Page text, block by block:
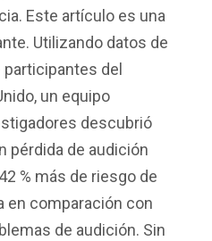
Este artículo es una
Utilizando datos de
del
un equipo
descubrió
pérdida de audición
% más de riesgo de
en comparación con
de audición. Sin